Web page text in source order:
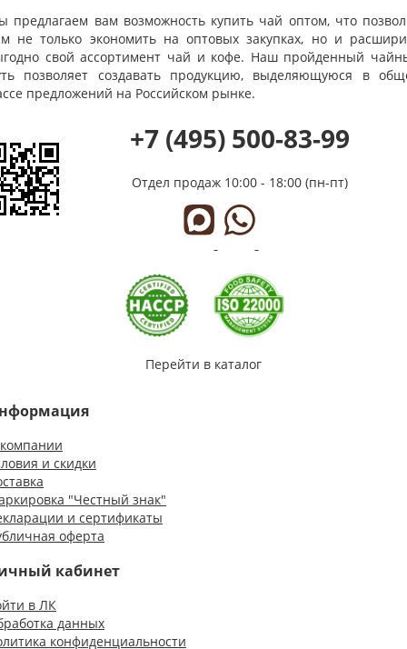
предлагаем вам возможность купить чай оптом, что
не только экономить на оптовых закупках, но и
свой ассортимент чай и кофе. Наш пройденный
позволяет создавать продукцию, выделяющуюся в
предложений на Российском рынке.
+7 (495) 500-83-99
Отдел продаж 10:00 - 18:00 (пн-пт)
Перейти в каталог
и скидки
"Честный знак"
и сертификаты
оферта
кабинет
в ЛК
данных
конфиденциальности